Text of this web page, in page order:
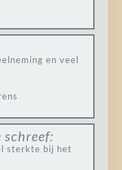
en veel
schreef:
sterkte bij het